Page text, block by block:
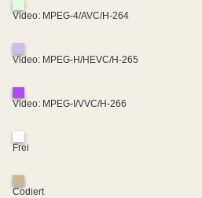
Video: MPEG-4/AVC/H-264
Video: MPEG-H/HEVC/H-265
Video: MPEG-I/VVC/H-266
Frei
Codiert